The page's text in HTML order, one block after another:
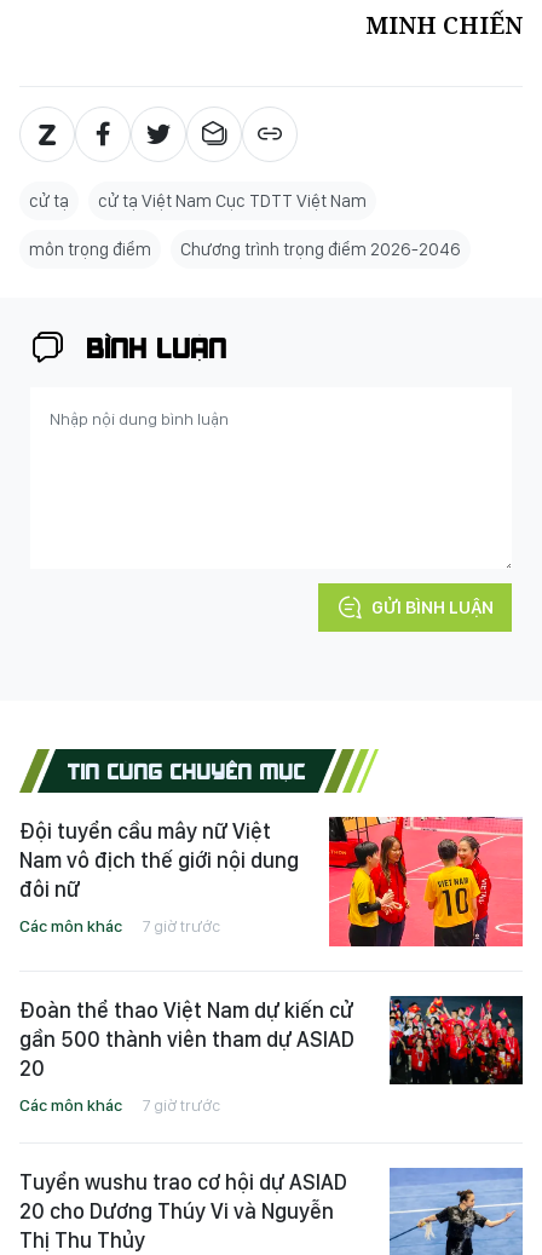
MINH CHIẾN
cử tạ cử tạ Việt Nam Cục TDTT Việt Nam
môn trọng điểm Chương trình trọng điểm 2026-2046
BÌNH LUẬN
GỬI BÌNH LUẬN
TIN CÙNG CHUYÊN MỤC
Đội tuyển cầu mây nữ Việt
Nam vô địch thế giới nội dung
đôi nữ
Các môn khác 7 giờ trước
Đoàn thể thao Việt Nam dự kiến cử
gần 500 thành viên tham dự ASIAD
20
Các môn khác 7 giờ trước
Tuyển wushu trao cơ hội dự ASIAD
20 cho Dương Thúy Vi và Nguyễn
Thị Thu Thủy